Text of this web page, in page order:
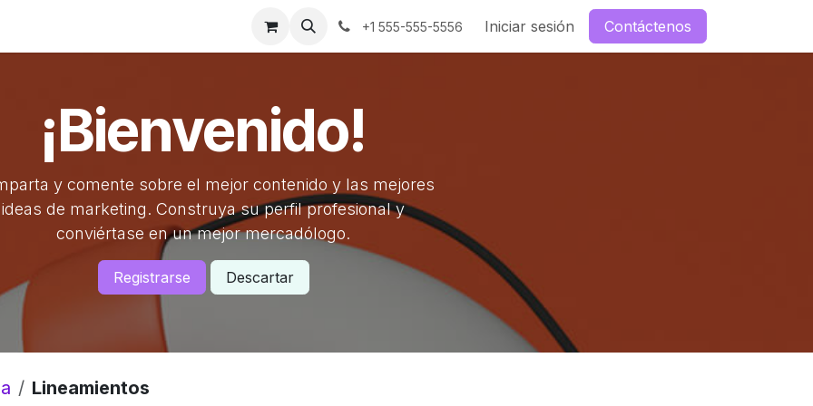
Sobre nosotros Contáctenos
+1 555-555-5556 Iniciar sesión Contáctenos
¡Bienvenido!
y comente sobre el mejor contenido y las mejores
ideas de marketing. Construya su perfil profesional y
conviértase en un mejor mercadólogo.
Registrarse Descartar
Lineamientos